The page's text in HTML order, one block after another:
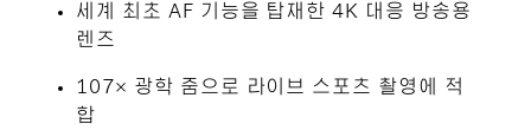
세계 최초 AF 기능을 탑재한 4K 대응 방송용
렌즈
107× 광학 줌으로 라이브 스포츠 촬영에 적
합